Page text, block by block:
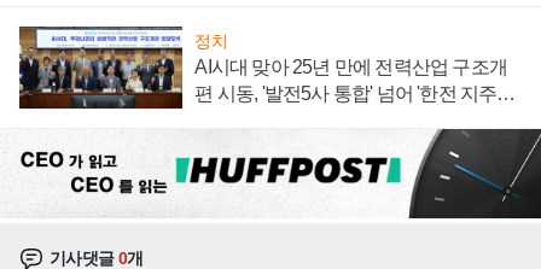
정치
AI시대 맞아 25년 만에 전력산업 구조개
편 시동, '발전5사 통합' 넘어 '한전 지주사'
기사댓글0개